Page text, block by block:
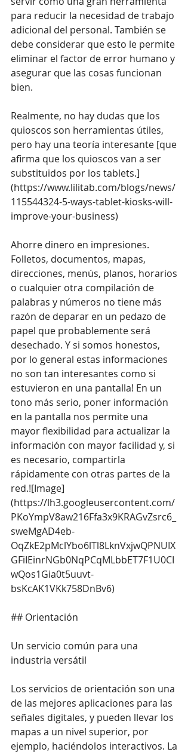
para reducir la necesidad de trabajo
adicional del personal. También se
debe considerar que esto le permite
eliminar el factor de error humano y
asegurar que las cosas funcionan
bien.
Realmente, no hay dudas que los
quioscos son herramientas útiles,
pero hay una teoría interesante [que
afirma que los quioscos van a ser
substituidos por los tablets.]
(https://www.lilitab.com/blogs/news/
115544324-5-ways-tablet-kiosks-will-
improve-your-business)
Ahorre dinero en impresiones.
Folletos, documentos, mapas,
direcciones, menús, planos, horarios
o cualquier otra compilación de
palabras y números no tiene más
razón de deparar en un pedazo de
papel que probablemente será
desechado. Y si somos honestos,
por lo general estas informaciones
no son tan interesantes como si
estuvieron en una pantalla! En un
tono más serio, poner información
en la pantalla nos permite una
mayor flexibilidad para actualizar la
información con mayor facilidad y, si
es necesario, compartirla
rápidamente con otras partes de la
red.![Image]
(https://lh3.googleusercontent.com/
PKoYmpV8aw216Ffa3x9KRAGvZsrc6_
sweMgAD4eb-
OqZkE2pMclYbo6lTl8LknVxjwQPNUIX
GFiIEinrNGb0NqPCqMLbbET7F1U0CI
wQos1Gia0t5uuvt-
bsKcAK1VKk758DnBv6)
## Orientación
Un servicio común para una
industria versátil
Los servicios de orientación son una
de las mejores aplicaciones para las
señales digitales, y pueden llevar los
mapas a un nivel superior, por
ejemplo, haciéndolos interactivos. La